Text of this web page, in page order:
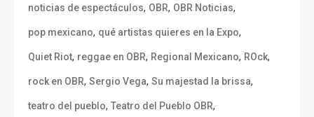
noticias de espectáculos, OBR, OBR Noticias,
pop mexicano, qué artistas quieres en la Expo,
Quiet Riot, reggae en OBR, Regional Mexicano, ROck,
rock en OBR, Sergio Vega, Su majestad la brissa,
teatro del pueblo, Teatro del Pueblo OBR,